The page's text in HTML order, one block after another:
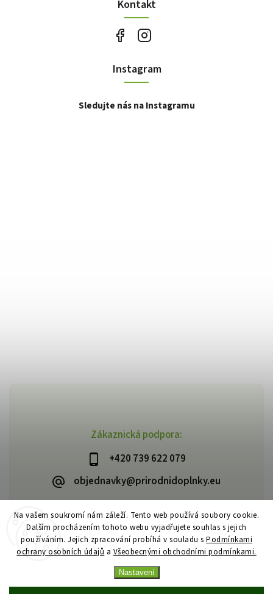
Na vašem soukromí nám záleží. Tento web používá soubory cookie.
Dalším procházením tohoto webu vyjadřujete souhlas s jejich
používáním. Jejich zpracování probíhá v souladu s Podmínkami
ochrany osobních údajů a Všeobecnými obchodními podmínkami.
Nastavení
Zákaznická podpora:
+420 739 622 079
objednavky@prirodnidoplnky.eu
Kontakt
Instagram
Sledujte nás na Instagramu
Copyright 2026VIA NATURAE. Všechna práva vyhrazena.
Upravit nastavení cookies
VytvořilShoptet| Design